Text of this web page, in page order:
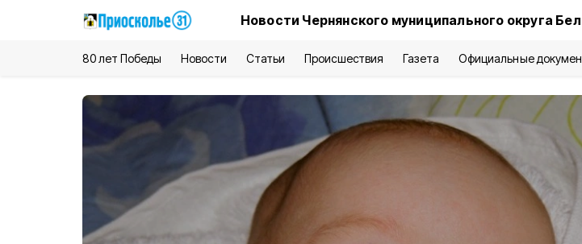
Новости Чернянского муниципального округа
80 лет Победы Новости Статьи Происшествия Газета Официальные